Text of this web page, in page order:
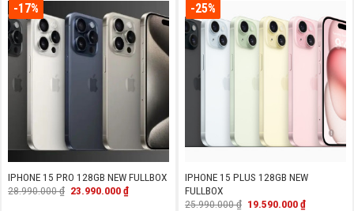
-17%
IPHONE 15 PRO 128GB NEW FULLBOX
28.990.000₫ Giá
23.990.000₫Giá
-25%
IPHONE 15 PLUS 128GB NEW
FULLBOX
25.990.000₫ Giá
19.590.000₫Giá